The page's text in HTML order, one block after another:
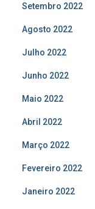
Setembro 2022
Agosto 2022
Julho 2022
Junho 2022
Maio 2022
Abril 2022
Março 2022
Fevereiro 2022
Janeiro 2022